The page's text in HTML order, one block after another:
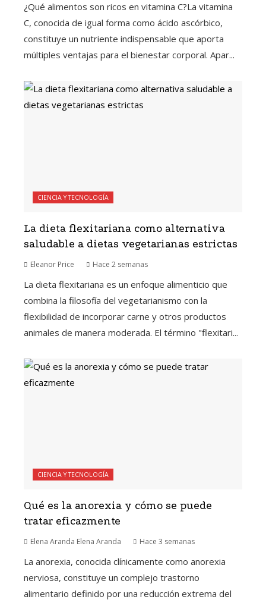
¿Qué alimentos son ricos en vitamina C?La vitamina
C, conocida de igual forma como ácido ascórbico,
constituye un nutriente indispensable que aporta
múltiples ventajas para el bienestar corporal. Apar...
CIENCIA Y TECNOLOGÍA
La dieta flexitariana como alternativa
saludable a dietas vegetarianas estrictas
Eleanor Price Hace 2 semanas
La dieta flexitariana es un enfoque alimenticio que
combina la filosofía del vegetarianismo con la
flexibilidad de incorporar carne y otros productos
animales de manera moderada. El término "flexitari...
CIENCIA Y TECNOLOGÍA
Qué es la anorexia y cómo se puede
tratar eficazmente
Elena Aranda Elena Aranda Hace 3 semanas
La anorexia, conocida clínicamente como anorexia
nerviosa, constituye un complejo trastorno
alimentario definido por una reducción extrema del